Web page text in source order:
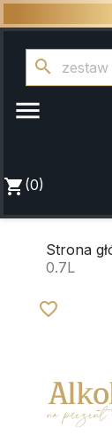
search

shopping_cart (0)
Strona
0.7L
favorite_border